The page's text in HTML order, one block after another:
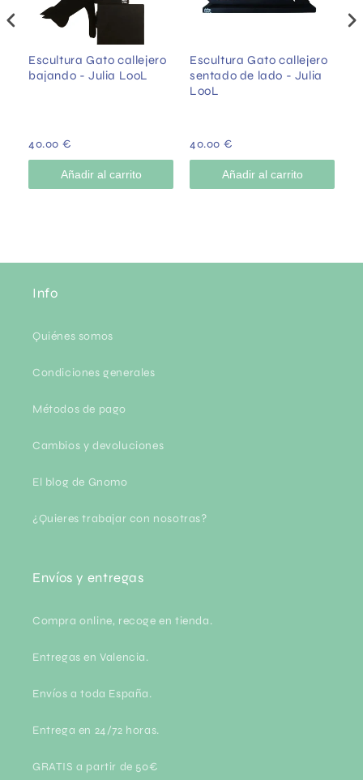
Escultura Gato callejero
bajando - Julia LooL
40.00 €
Añadir al carrito
Escultura Gato callejero
sentado de lado - Julia
LooL
40.00 €
Añadir al carrito
Info
Quiénes somos
Condiciones generales
Métodos de pago
Cambios y devoluciones
El blog de Gnomo
¿Quieres trabajar con nosotras?
Envíos y entregas
Compra online, recoge en tienda.
Entregas en Valencia.
Envíos a toda España.
Entrega en 24/72 horas.
GRATIS a partir de 50€